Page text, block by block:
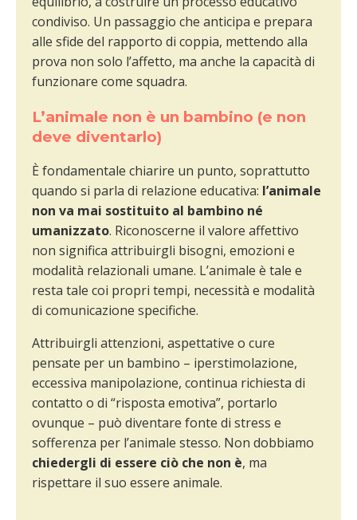
condiviso. Un passaggio che anticipa e prepara
alle sfide del rapporto di coppia, mettendo alla
prova non solo l’affetto, ma anche la capacità di
funzionare come squadra.
L’animale non è un bambino (e non
deve diventarlo)
È fondamentale chiarire un punto, soprattutto
quando si parla di relazione educativa: l’animale
non va mai sostituito al bambino né
umanizzato. Riconoscerne il valore affettivo
non significa attribuirgli bisogni, emozioni e
modalità relazionali umane. L’animale è tale e
resta tale coi propri tempi, necessità e modalità
di comunicazione specifiche.
Attribuirgli attenzioni, aspettative o cure
pensate per un bambino – iperstimolazione,
eccessiva manipolazione, continua richiesta di
contatto o di “risposta emotiva”, portarlo
ovunque – può diventare fonte di stress e
sofferenza per l’animale stesso. Non dobbiamo
chiedergli di essere ciò che non è, ma
rispettare il suo essere animale.